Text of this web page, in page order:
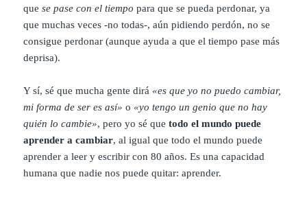
quese pase con el tiempo para que se pueda perdonar, ya
que muchas veces -no todas-, aún pidiendo perdón, no se
consigue perdonar (aunque ayuda a que el tiempo pase más
deprisa).
Y sí, sé que mucha gente dirá «es que yo no puedo cambiar,
mi forma de ser es así» o «yo tengo un genio que no hay
quién lo cambie», pero yo sé quetodo el mundo puede
aprender a cambiar, al igual que todo el mundo puede
aprender a leer y escribir con 80 años. Es una capacidad
humana que nadie nos puede quitar: aprender.